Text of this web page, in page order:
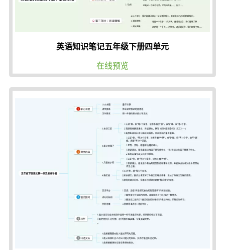
英语知识笔记五年级下册四单元
在线预览